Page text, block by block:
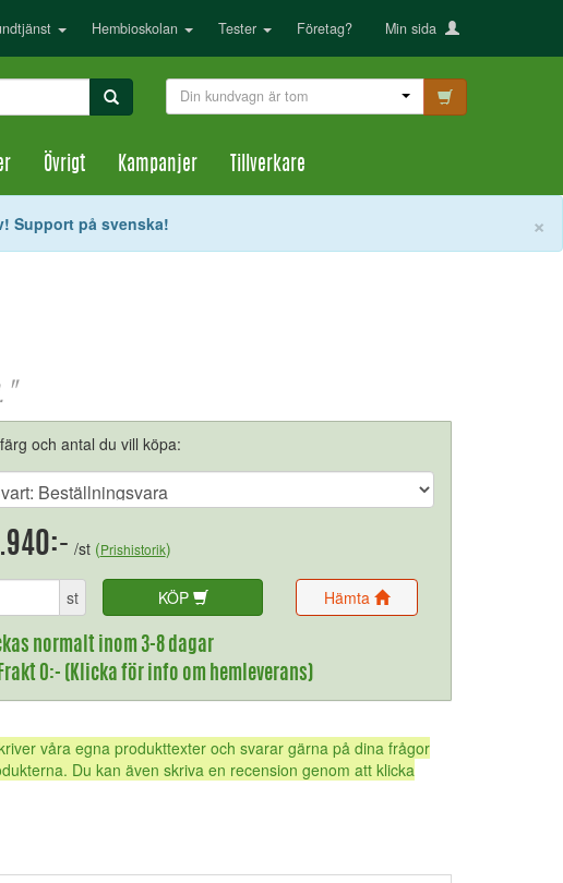
Hembioskolan Tester Företag? Min sida
Din kundvagn är tom
Övrigt Kampanjer Tillverkare
×
Support på svenska!
och antal du vill köpa:
/st (Prishistorik)
st KÖP Hämta
normalt inom 3-8 dagar
0:- (Klicka för info om hemleverans)
våra egna produkttexter och svarar gärna på dina frågor
Du kan även skriva en recension genom att klicka